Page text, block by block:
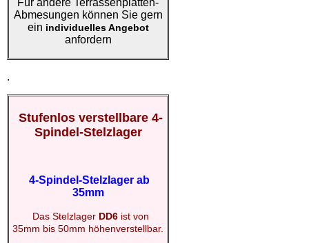
Für andere Terrassenplatten-
Abmesungen können Sie gern
ein individuelles Angebot
anfordern
.
Stufenlos verstellbare 4-
Spindel-Stelzlager
4-Spindel-Stelzlager ab
35mm
Das Stelzlager DD6 ist von
35mm bis 50mm höhenverstellbar.